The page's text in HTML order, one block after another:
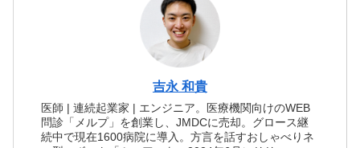
吉永 和貴
医師 | 連続起業家 | エンジニア。医療機関向けのWEB
問診「メルプ」を創業し、JMDCに売却。グロース継
続中で現在1600病院に導入。方言を話すおしゃべりネ